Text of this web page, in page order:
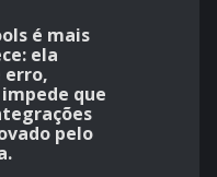
é mais
ela
erro,
que
pelo